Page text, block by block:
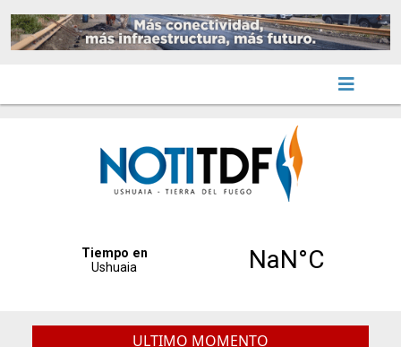
ULTIMO MOMENTO